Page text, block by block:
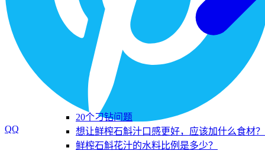
20个刁钻问题
想让鲜榨石斛汁口感更好，应该加什么食材？
鲜榨石斛花汁的水料比例是多少？
QQ